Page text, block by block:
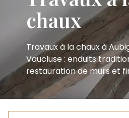
chaux
Travaux à la chaux à
Vaucluse : enduits
restauration de murs et